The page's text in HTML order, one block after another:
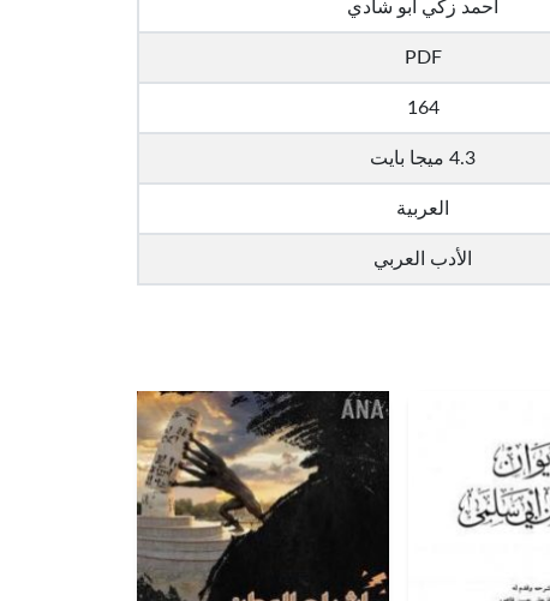
أحمد زكي أبو شادي
PDF
164
4.3 ميجا بايت
العربية
الأدب العربي